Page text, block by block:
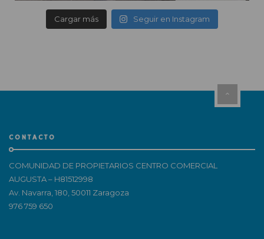
Cargar más Seguir en Instagram
CONTACTO
COMUNIDAD DE PROPIETARIOS CENTRO COMERCIAL
AUGUSTA – H81512998
Av. Navarra, 180, 50011 Zaragoza
976 759 650